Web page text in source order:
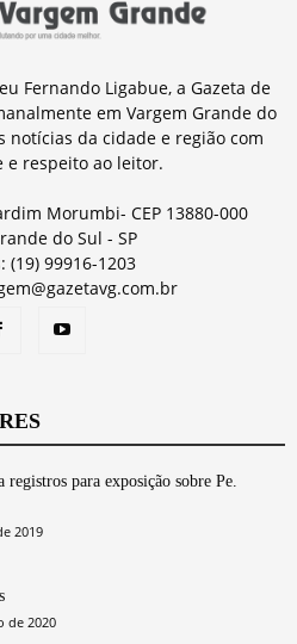
Fernando Ligabue, a Gazeta de
em Vargem Grande do
notícias da cidade e região com
respeito ao leitor.
Morumbi- CEP 13880-000
do Sul - SP
(19) 99916-1203
registros para exposição sobre Pe.
2019
de 2020